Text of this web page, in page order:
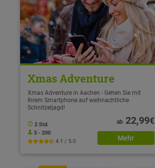
Xmas Adventure
Xmas Adventure in Aachen - Gehen Sie mit
Ihrem Smartphone auf weihnachtliche
Schnitzeljagd!
2 Std.
5 - 200
4.1 / 5.0
ab22,99€
Mehr